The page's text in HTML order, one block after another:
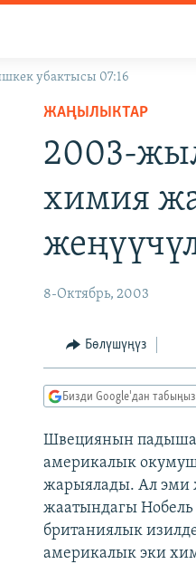
убактысы 07:16
ЖАҢЫЛЫКТАР
2003-
химия
8-Октябрь, 2003
Бөлүшүңүз
Бизди Google'дан табыңыз
Швециянын
америкалык
жарыялады. Ал эми
жаатындагы
британиялык
америкалык эки